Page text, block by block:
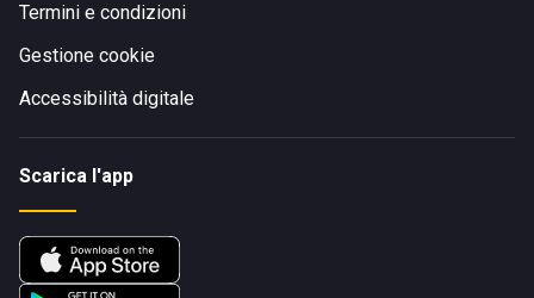
Termini e condizioni
Gestione cookie
Accessibilità digitale
Scarica l'app